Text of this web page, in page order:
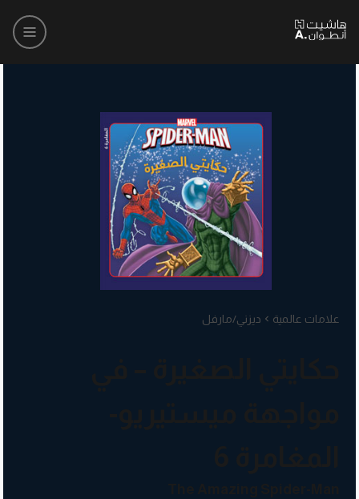
علامات عالمية ديزني/مارفل